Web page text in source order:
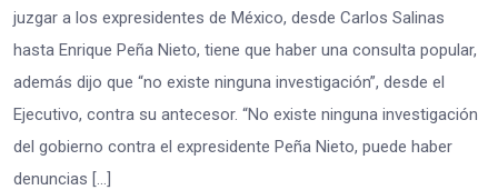
juzgar a los expresidentes de México, desde Carlos Salinas
hasta Enrique Peña Nieto, tiene que haber una consulta popular,
además dijo que “no existe ninguna investigación”, desde el
Ejecutivo, contra su antecesor. “No existe ninguna investigación
del gobierno contra el expresidente Peña Nieto, puede haber
denuncias […]